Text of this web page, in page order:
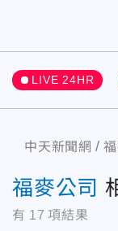
LIVE 24HR
中天新聞網
福麥公司
有 17 項結果